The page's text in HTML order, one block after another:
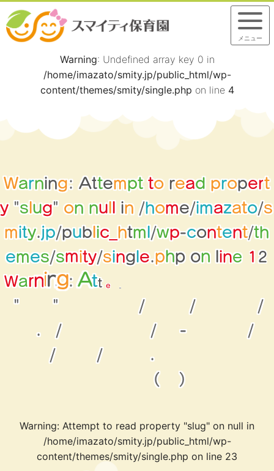
Warning: Undefined array key 0 in
/home/imazato/smity.jp/public_html/wp-
content/themes/smity/single.php on line 4
Warning:Attempt to read propert
y"s ug"on nu in/home/imazato/s
mity.jp/pu bl ic_ html /wp-content/t h
emes/smity/sing e.p hp on ine 12
Warn ng:Atte
" " / /
/
.
/ / -
/
/
/
.
(
)
Warning: Attempt to read property "slug" on null in
/home/imazato/smity.jp/public_html/wp-
content/themes/smity/single.php on line 23
メニュー